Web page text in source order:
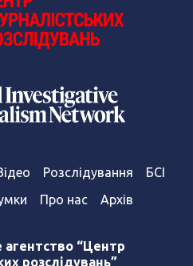
Розслідування
БСІ
Про нас Архів
агентство “Центр
розслідувань”